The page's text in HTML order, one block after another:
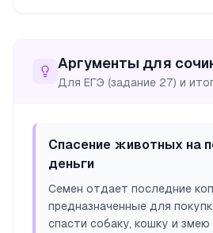
Аргументы для
Для ЕГЭ (задание 27) и
Спасение животных на
деньги
Семен отдает последние
предназначенные для
спасти собаку, кошку и змею